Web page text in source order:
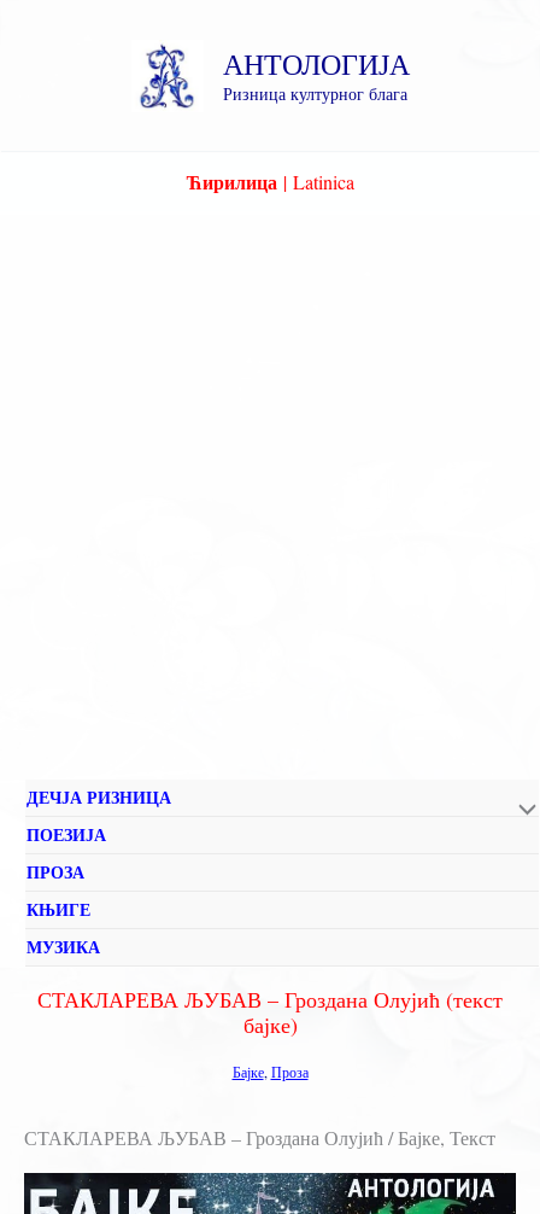
АНТОЛОГИЈА
Ризница културног блага
Ћирилица | Latinica
ДЕЧЈА РИЗНИЦА
ПОЕЗИЈА
ПРОЗА
КЊИГЕ
МУЗИКА
СТАКЛАРЕВА ЉУБАВ – Гроздана Олујић (текст
бајке)
Бајке, Проза
СТАКЛАРЕВА ЉУБАВ – Гроздана Олујић / Бајке, Текст